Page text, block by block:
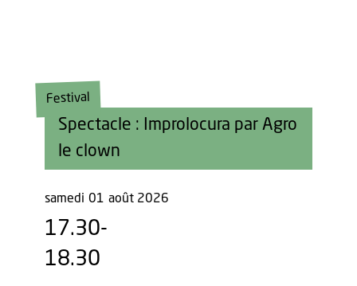
Spectacle : Improlocura par Agro
le clown
Festival
samedi 01 août 2026
17.30-
18.30